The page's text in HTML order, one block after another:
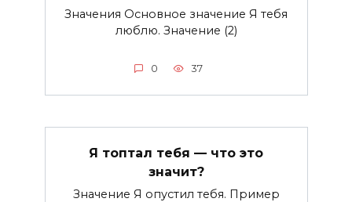
Значения Основное значение Я тебя
люблю. Значение (2)
0 37
Я топтал тебя — что это
значит?
Значение Я опустил тебя. Пример